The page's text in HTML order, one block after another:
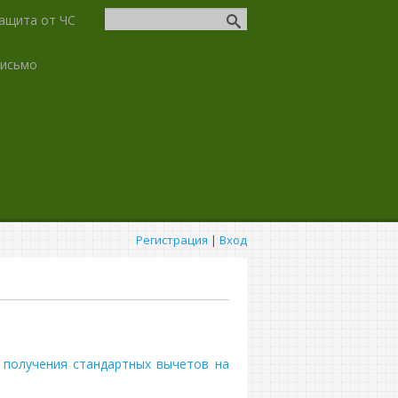
от ЧС
Регистрация | Вход
стандартных вычетов на